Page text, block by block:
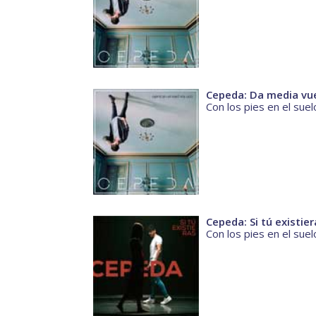
Cepeda: Da media
Con los pies en el
Cepeda: Si tú
Con los pies en el